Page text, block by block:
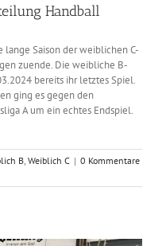
Handball
lange Saison der weiblichen C-
zuende. Die weibliche B-
bereits ihr letztes Spiel.
ging es gegen den
A um ein echtes Endspiel.
B Weiblich C | 0 Kommentare